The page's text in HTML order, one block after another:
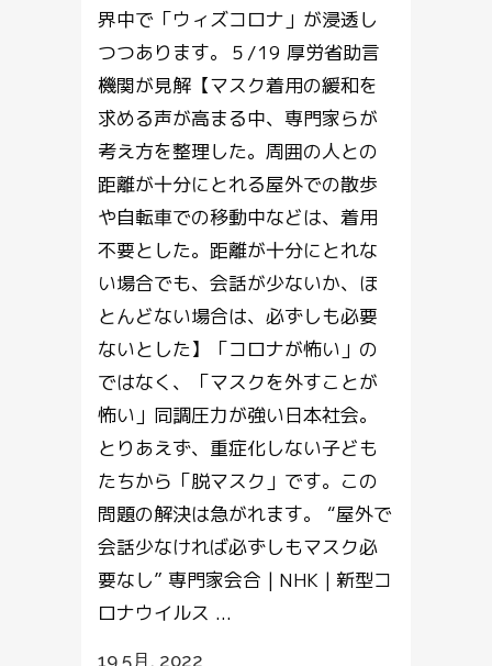
界中で「ウィズコロナ」が浸透し
つつあります。５/19 厚労省助言
機関が見解【マスク着用の緩和を
求める声が高まる中、専門家らが
考え方を整理した。周囲の人との
距離が十分にとれる屋外での散歩
や自転車での移動中などは、着用
不要とした。距離が十分にとれな
い場合でも、会話が少ないか、ほ
とんどない場合は、必ずしも必要
ないとした】「コロナが怖い」の
ではなく、「マスクを外すことが
怖い」同調圧力が強い日本社会。
とりあえず、重症化しない子ども
たちから「脱マスク」です。この
問題の解決は急がれます。 “屋外で
会話少なければ必ずしもマスク必
要なし” 専門家会合 | NHK | 新型コ
ロナウイルス ...
19 5月, 2022